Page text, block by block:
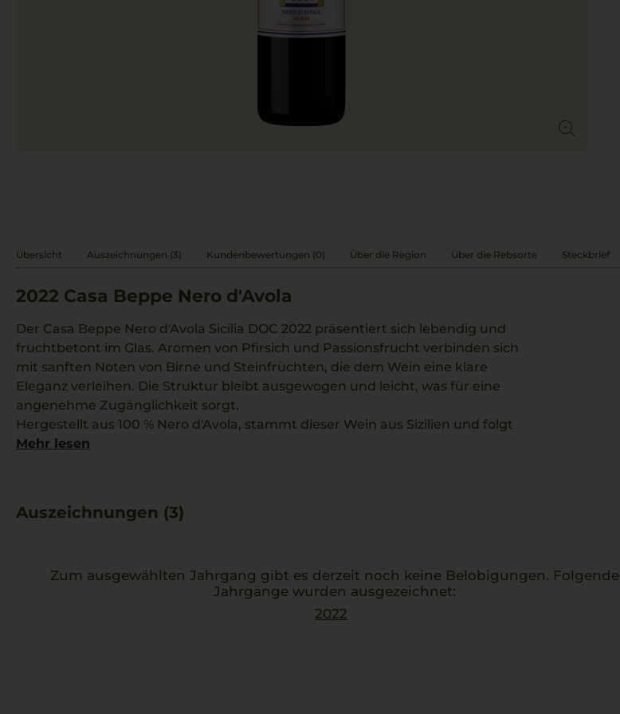
Übersicht Auszeichnungen (3) Kundenbewertungen (0) Über die Region Über die Rebsorte Steckbrief
2022 Casa Beppe Nero d'Avola
Der Casa Beppe Nero d'Avola Sicilia DOC 2022 präsentiert sich lebendig und
fruchtbetont im Glas. Aromen von Pfirsich und Passionsfrucht verbinden sich
mit sanften Noten von Birne und Steinfrüchten, die dem Wein eine klare
Eleganz verleihen. Die Struktur bleibt ausgewogen und leicht, was für eine
angenehme Zugänglichkeit sorgt.
Hergestellt aus 100 % Nero d'Avola, stammt dieser Wein aus Sizilien und folgt
den Richtlinien der Sicilia DOC. Er überzeugt durch üppige Frische und ein
Mehr lesen
Auszeichnungen (3)
Zum ausgewählten Jahrgang gibt es derzeit noch keine Belobigungen. Folgende
Jahrgänge wurden ausgezeichnet:
2022